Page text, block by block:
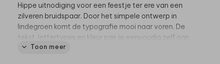
Hippe uitnodiging voor een feestje ter ere van een
zilveren bruidspaar. Door het simpele ontwerp in
lindegroen komt de typografie mooi naar voren. De
tekst, lettertypes en kleur pas je eenvoudig zelf aan
in de online editor. Het kleine hartje onder de tekst
Toon meer